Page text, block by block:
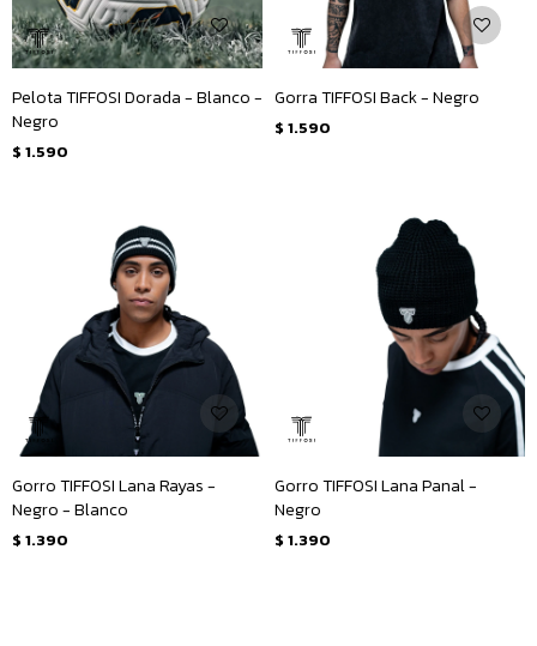
Pelota TIFFOSI Dorada - Blanco -
Negro
$ 1.590
Gorra TIFFOSI Back - Negro
$ 1.590
Gorro TIFFOSI Lana Rayas -
Negro - Blanco
$ 1.390
Gorro TIFFOSI Lana Panal -
Negro
$ 1.390